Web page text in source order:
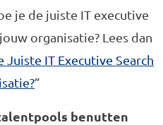
je de juiste IT executive
organisatie? Lees dan
Juiste IT Executive Search
”
benutten